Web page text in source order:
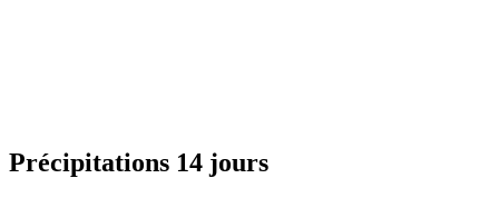
Précipitations 14 jours